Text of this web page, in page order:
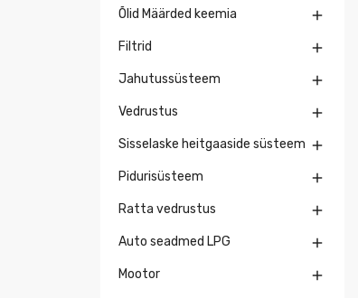
Õlid Määrded keemia 
Filtrid 
Jahutussüsteem 
Vedrustus 
Sisselaske heitgaaside süsteem 
Pidurisüsteem 
Ratta vedrustus 
Auto seadmed LPG 
Mootor 